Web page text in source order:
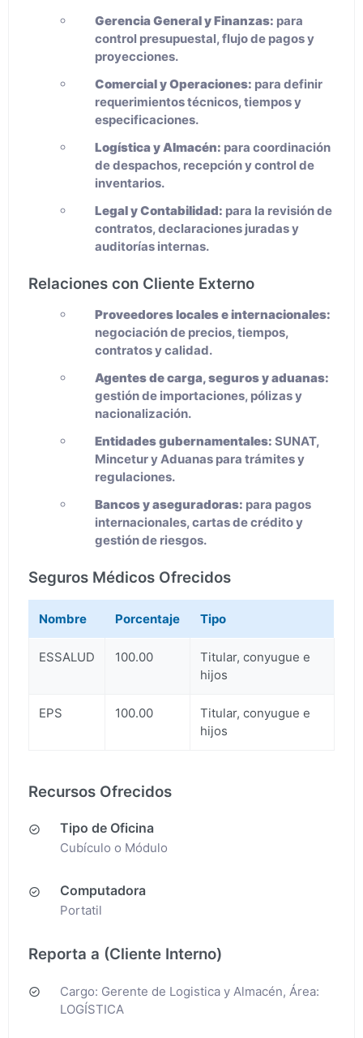
Gerencia General y Finanzas: para
control presupuestal, flujo de pagos y
proyecciones.
Comercial y Operaciones: para definir
requerimientos técnicos, tiempos y
especificaciones.
Logística y Almacén: para coordinación
de despachos, recepción y control de
inventarios.
Legal y Contabilidad: para la revisión de
contratos, declaraciones juradas y
auditorías internas.
Relaciones con Cliente Externo
Proveedores locales e internacionales:
negociación de precios, tiempos,
contratos y calidad.
Agentes de carga, seguros y aduanas:
gestión de importaciones, pólizas y
nacionalización.
Entidades gubernamentales: SUNAT,
Mincetur y Aduanas para trámites y
regulaciones.
Bancos y aseguradoras: para pagos
internacionales, cartas de crédito y
gestión de riesgos.
Seguros Médicos Ofrecidos
Nombre Porcentaje Tipo
ESSALUD 100.00
Titular, conyugue e
hijos
EPS 100.00
Titular, conyugue e
hijos
Recursos Ofrecidos
Tipo de Oficina
Cubículo o Módulo
Computadora
Portatil
Reporta a (Cliente Interno)
Cargo: Gerente de Logistica y Almacén, Área:
LOGÍSTICA